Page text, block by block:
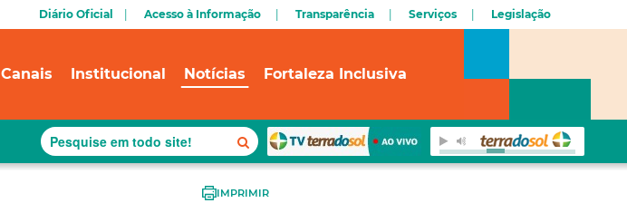
Diário Oficial Acesso à Informação Transparência Serviços Legislação
Canais Institucional Notícias Fortaleza Inclusiva
IMPRIMIR